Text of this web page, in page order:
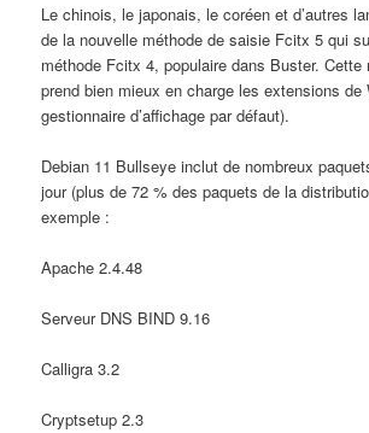
Le chinois, le japonais, le coréen et d’autres
de la nouvelle méthode de saisie Fcitx 5 qui
méthode Fcitx 4, populaire dans Buster. Cette
prend bien mieux en charge les extensions de
gestionnaire d’affichage par défaut).
Debian 11 Bullseye inclut de nombreux
jour (plus de 72 % des paquets de la
exemple :
Apache 2.4.48
Serveur DNS BIND 9.16
Calligra 3.2
Cryptsetup 2.3